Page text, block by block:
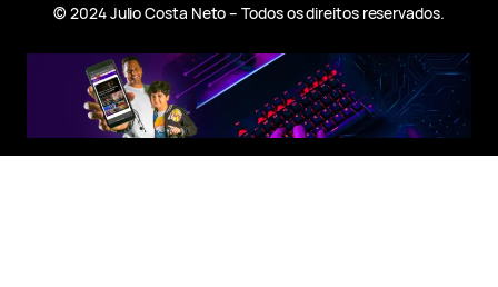
© 2024 Julio Costa Neto – Todos os direitos reservados.